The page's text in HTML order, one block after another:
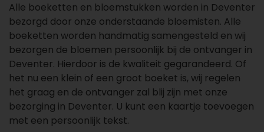
Alle boeketten en bloemstukken worden in Deventer
bezorgd door onze onderstaande bloemisten. Alle
boeketten worden handmatig samengesteld en wij
bezorgen de bloemen persoonlijk bij de ontvanger in
Deventer. Hierdoor is de kwaliteit gegarandeerd. Of
het nu een klein of een groot boeket is, wij regelen
het graag en de ontvanger zal blij zijn met onze
bezorging in Deventer. U kunt een kaartje toevoegen
met een persoonlijk tekst.